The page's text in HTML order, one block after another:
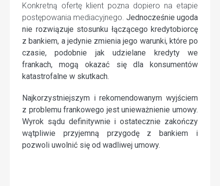
Konkretną ofertę klient pozna dopiero na etapie
postępowania mediacyjnego. Jednocześnie ugoda
nie rozwiązuje stosunku łączącego kredytobiorcę
z bankiem, a jedynie zmienia jego warunki, które po
czasie, podobnie jak udzielane kredyty we
frankach, mogą okazać się dla konsumentów
katastrofalne w skutkach.
Najkorzystniejszym i rekomendowanym wyjściem
z problemu frankowego jest unieważnienie umowy.
Wyrok sądu definitywnie i ostatecznie zakończy
wątpliwie przyjemną przygodę z bankiem i
pozwoli uwolnić się od wadliwej umowy.